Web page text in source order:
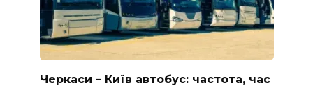
Черкаси – Київ автобус: частота, час